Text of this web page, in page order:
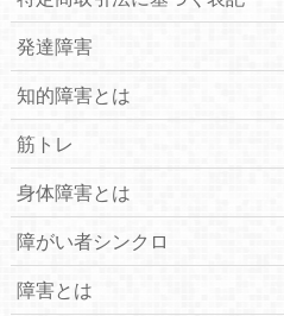
発達障害
知的障害とは
筋トレ
身体障害とは
障がい者シンクロ
障害とは